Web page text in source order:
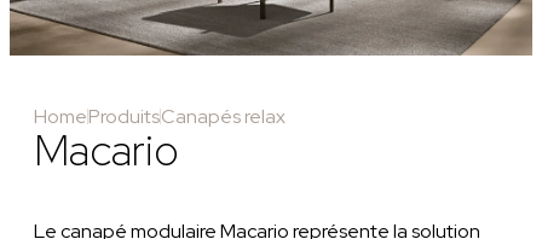
HomeProduitsCanapés relax
Macario
Le canapé modulaire Macario représente la solution